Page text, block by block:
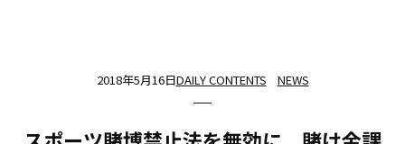
2018年5月16日DAILY CONTENTS NEWS